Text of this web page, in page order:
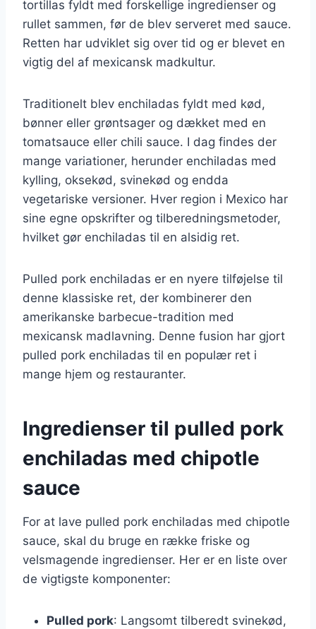
tortillas fyldt med forskellige ingredienser og
rullet sammen, før de blev serveret med sauce.
Retten har udviklet sig over tid og er blevet en
vigtig del af mexicansk madkultur.
Traditionelt blev enchiladas fyldt med kød,
bønner eller grøntsager og dækket med en
tomatsauce eller chili sauce. I dag findes der
mange variationer, herunder enchiladas med
kylling, oksekød, svinekød og endda
vegetariske versioner. Hver region i Mexico har
sine egne opskrifter og tilberedningsmetoder,
hvilket gør enchiladas til en alsidig ret.
Pulled pork enchiladas er en nyere tilføjelse til
denne klassiske ret, der kombinerer den
amerikanske barbecue-tradition med
mexicansk madlavning. Denne fusion har gjort
pulled pork enchiladas til en populær ret i
mange hjem og restauranter.
Ingredienser til pulled pork
enchiladas med chipotle
sauce
For at lave pulled pork enchiladas med chipotle
sauce, skal du bruge en række friske og
velsmagende ingredienser. Her er en liste over
de vigtigste komponenter:
Pulled pork: Langsomt tilberedt svinekød,